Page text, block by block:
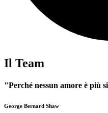
Il Team
"Perché nessun amore è più
George Bernard Shaw